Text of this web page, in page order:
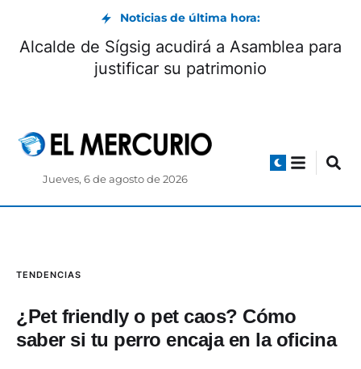
Noticias de última hora:
Ciudadela San Roque firma una de
goleadas en la historia del
¿Pet friendly o pet caos? Cómo
saber si tu perro encaja en la oficina